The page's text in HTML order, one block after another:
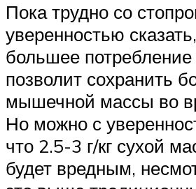
Пока трудно со
уверенностью
большее потребление
позволит сохранить
мышечной массы во
Но можно с
что 2.5-3 г/кг сухой
будет вредным,